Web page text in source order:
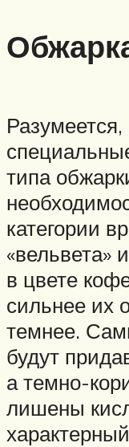
типа
категории
«вельвета»
в цвете
сильнее их
темнее.
будут
а темно-
лишены